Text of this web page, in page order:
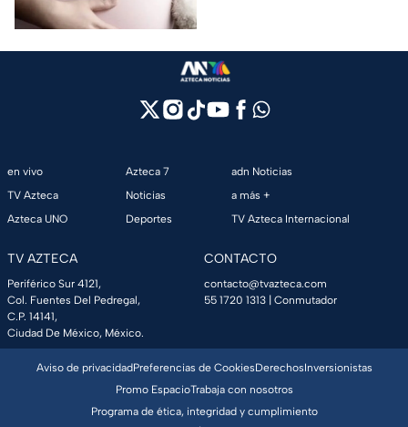
en vivo
TV Azteca
Azteca UNO
Azteca 7
Noticias
Deportes
adn Noticias
a más +
TV Azteca Internacional
TV AZTECA
Periférico Sur 4121,
Col. Fuentes Del Pedregal,
C.P. 14141,
Ciudad De México, México.
CONTACTO
contacto@tvazteca.com
55 1720 1313 | Conmutador
Aviso de privacidadPreferencias de CookiesDerechosInversionistas
Promo EspacioTrabaja con nosotros
Programa de ética, integridad y cumplimiento